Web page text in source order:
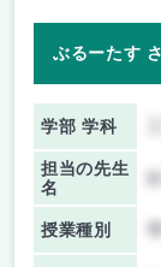
ぶるーたす
学部 学科
担当の先生
名
授業種別